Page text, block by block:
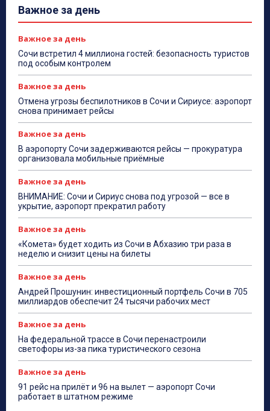
Важное за день
Важное за день
Сочи встретил 4 миллиона гостей: безопасность туристов
под особым контролем
Важное за день
Отмена угрозы беспилотников в Сочи и Сириусе: аэропорт
снова принимает рейсы
Важное за день
В аэропорту Сочи задерживаются рейсы — прокуратура
организовала мобильные приёмные
Важное за день
ВНИМАНИЕ: Сочи и Сириус снова под угрозой — все в
укрытие, аэропорт прекратил работу
Важное за день
«Комета» будет ходить из Сочи в Абхазию три раза в
неделю и снизит цены на билеты
Важное за день
Андрей Прошунин: инвестиционный портфель Сочи в 705
миллиардов обеспечит 24 тысячи рабочих мест
Важное за день
На федеральной трассе в Сочи перенастроили
светофоры из-за пика туристического сезона
Важное за день
91 рейс на прилёт и 96 на вылет — аэропорт Сочи
работает в штатном режиме